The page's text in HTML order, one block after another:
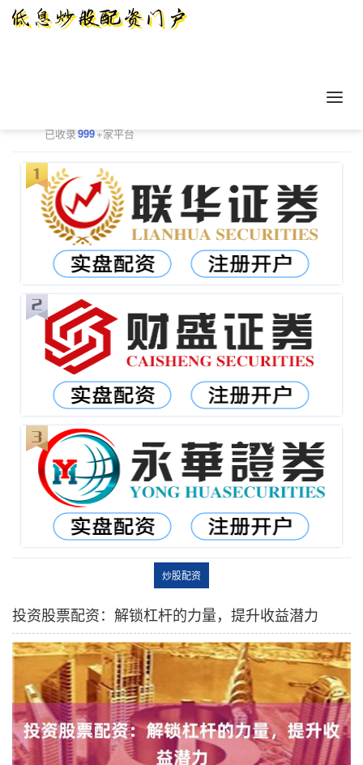
已收录999+家平台
炒股配资
投资股票配资：解锁杠杆的力量，提升收益潜力